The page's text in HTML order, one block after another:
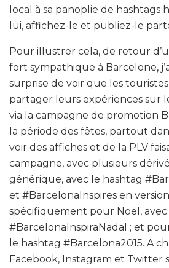
local à sa panoplie de hashtags
lui, affichez-le et publiez-le
Pour illustrer cela, de retour
fort sympathique à Barcelone,
surprise de voir que les
partager leurs expériences sur
via la campagne de promotion
la période des fêtes, partout
voir des affiches et de la PLV
campagne, avec plusieurs
générique, avec le hashtag
et #BarcelonaInspires en
spécifiquement pour Noël, avec
#BarcelonaInspiraNadal ; et
le hashtag #Barcelona2015. A
Facebook, Instagram et Twitter